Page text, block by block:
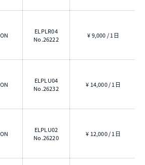
ELPLR04
No.26222
¥ 9,000 / 1日
ELPLU04
No.26232
¥ 14,000 / 1日
ELPLU02
No.26220
¥ 12,000 / 1日